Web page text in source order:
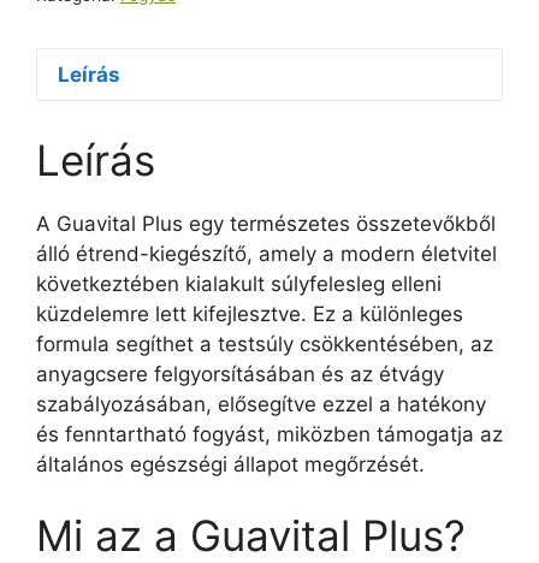
Leírás
Leírás
A Guavital Plus egy természetes összetevőkből
álló étrend-kiegészítő, amely a modern életvitel
következtében kialakult súlyfelesleg elleni
küzdelemre lett kifejlesztve. Ez a különleges
formula segíthet a testsúly csökkentésében, az
anyagcsere felgyorsításában és az étvágy
szabályozásában, elősegítve ezzel a hatékony
és fenntartható fogyást, miközben támogatja az
általános egészségi állapot megőrzését.
Mi az a Guavital Plus?